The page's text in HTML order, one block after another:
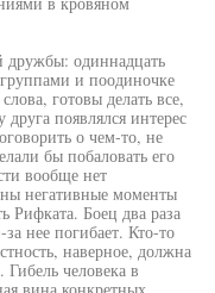
дружбы: одиннадцать
и поодиночке
готовы делать все,
друга появлялся интерес
о чем-то, не
бы побаловать его
вообще нет
негативные моменты
Рифката. Боец два раза
нее погибает. Кто-то
наверное, должна
Гибель человека в